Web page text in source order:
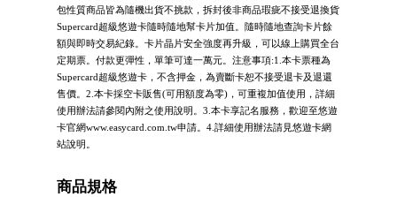
包性質商品皆為隨機出貨不挑款，拆封後非商品瑕疵不接受退換貨
Supercard超級悠遊卡隨時隨地幫卡片加值。隨時隨地查詢卡片餘
額與即時交易紀錄。卡片晶片安全強度再升級，可以線上購買全台
定期票。付款更彈性，單筆可達一萬元。注意事項:1.本卡票種為
Supercard超級悠遊卡，不含押金，為賣斷卡恕不接受退卡及退還
售價。2.本卡採空卡販售(可用額度為零)，可重複加值使用，詳細
使用辦法請參閱內附之使用說明。3.本卡享記名服務，歡迎至悠遊
卡官網www.easycard.com.tw申請。4.詳細使用辦法請見悠遊卡網
站說明。
商品規格